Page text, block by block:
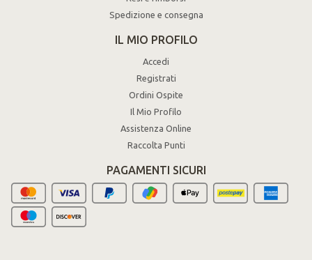
Spedizione e consegna
IL MIO PROFILO
Accedi
Registrati
Ordini Ospite
Il Mio Profilo
Assistenza Online
Raccolta Punti
PAGAMENTI SICURI